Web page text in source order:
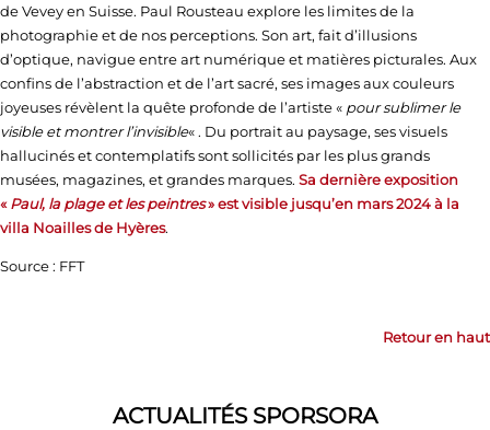
de Vevey en Suisse. Paul Rousteau explore les limites de la
photographie et de nos perceptions. Son art, fait d’illusions
d’optique, navigue entre art numérique et matières picturales. Aux
confins de l’abstraction et de l’art sacré, ses images aux couleurs
joyeuses révèlent la quête profonde de l’artiste « pour sublimer le
visible et montrer l’invisible« . Du portrait au paysage, ses visuels
hallucinés et contemplatifs sont sollicités par les plus grands
musées, magazines, et grandes marques. Sa dernière exposition
«Paul, la plage et les peintres» est visible jusqu’en mars 2024 à la
villa Noailles de Hyères.
Source : FFT
Retour en haut
ACTUALITÉS SPORSORA